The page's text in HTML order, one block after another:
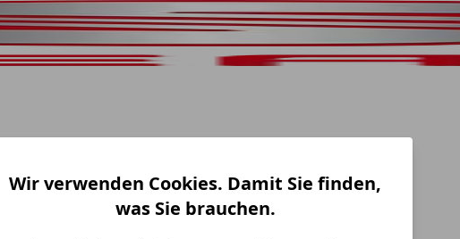
Wir verwenden Cookies. Damit Sie finden,
was Sie brauchen.